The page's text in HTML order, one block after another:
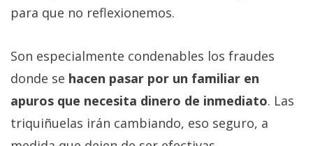
para que no reflexionemos.
Son especialmente condenables los fraudes
donde se hacen pasar por un familiar en
apuros que necesita dinero de inmediato. Las
triquiñuelas irán cambiando, eso seguro, a